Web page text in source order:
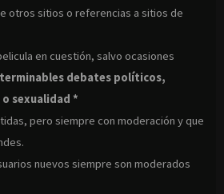
otros sitios o referencias a sitios de
en cuestión, salvo ocasiones
debates políticos,
sexualidad *
pero siempre con moderación y que
nuevos siempre son moderados